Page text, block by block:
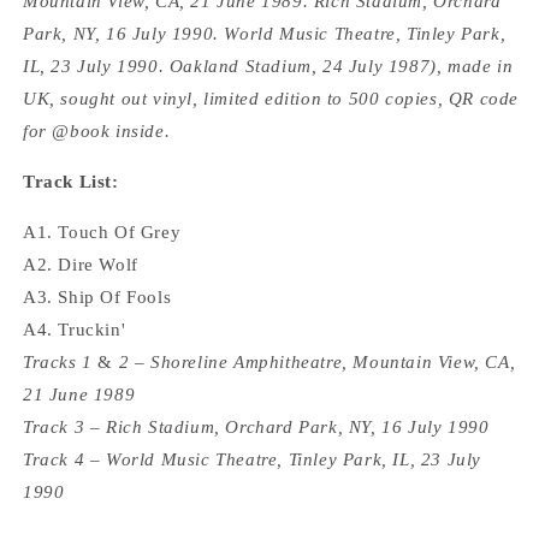
Park, NY, 16 July 1990. World Music Theatre, Tinley Park,
IL, 23 July 1990. Oakland Stadium, 24 July 1987), made in
UK, sought out vinyl, limited edition to 500 copies, QR code
for @book inside.
Track List:
A1. Touch Of Grey
A2. Dire Wolf
A3. Ship Of Fools
A4. Truckin'
Tracks 1& 2 – Shoreline Amphitheatre, Mountain View, CA,
21 June 1989
Track 3 – Rich Stadium, Orchard Park, NY, 16 July 1990
Track 4 – World Music Theatre, Tinley Park, IL, 23 July
1990